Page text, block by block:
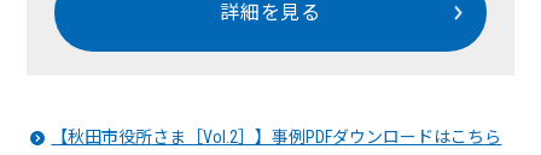
詳細を見る
【秋田市役所さま［Vol.2］】事例PDFダウンロードはこちら